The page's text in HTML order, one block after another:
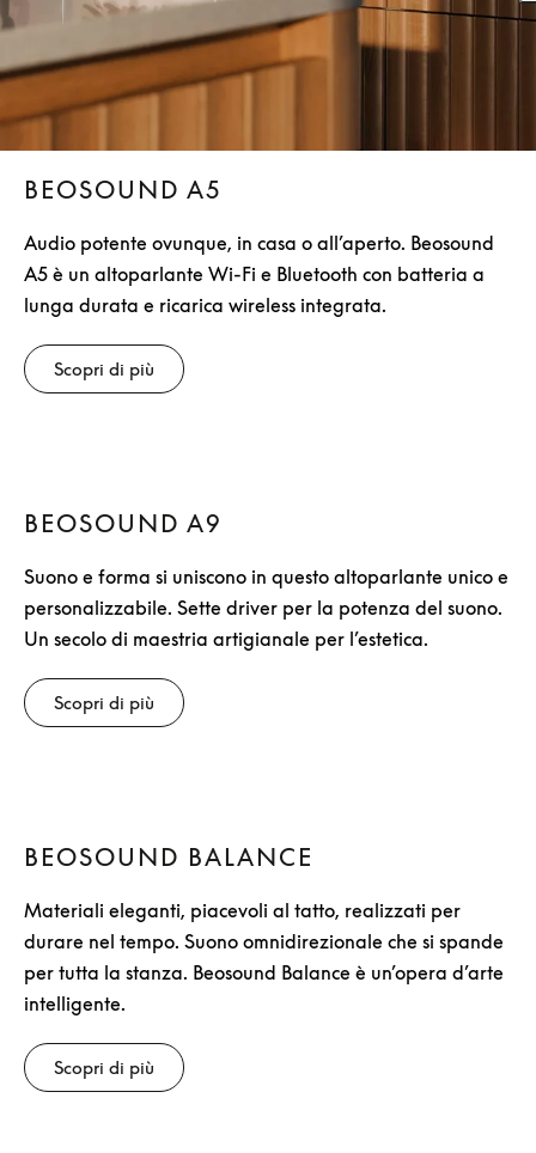
BEOSOUND A5
Audio potente ovunque, in casa o all’aperto. Beosound
A5 è un altoparlante Wi-Fi e Bluetooth con batteria a
lunga durata e ricarica wireless integrata.
Scopri di più
BEOSOUND A9
Suono e forma si uniscono in questo altoparlante unico e
personalizzabile. Sette driver per la potenza del suono.
Un secolo di maestria artigianale per l’estetica.
Scopri di più
BEOSOUND BALANCE
Materiali eleganti, piacevoli al tatto, realizzati per
durare nel tempo. Suono omnidirezionale che si spande
per tutta la stanza. Beosound Balance è un’opera d’arte
intelligente.
Scopri di più